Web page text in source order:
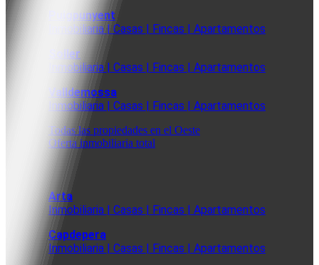
Puigpunyent
Inmobiliaria | Casas | Fincas | Apartamentos
Soller
Inmobiliaria | Casas | Fincas | Apartamentos
Valldemossa
Inmobiliaria | Casas | Fincas | Apartamentos
Todas las propiedades en el Oeste
Oferta inmobiliaria total
Arta
Inmobiliaria | Casas | Fincas | Apartamentos
Capdepera
Inmobiliaria | Casas | Fincas | Apartamentos